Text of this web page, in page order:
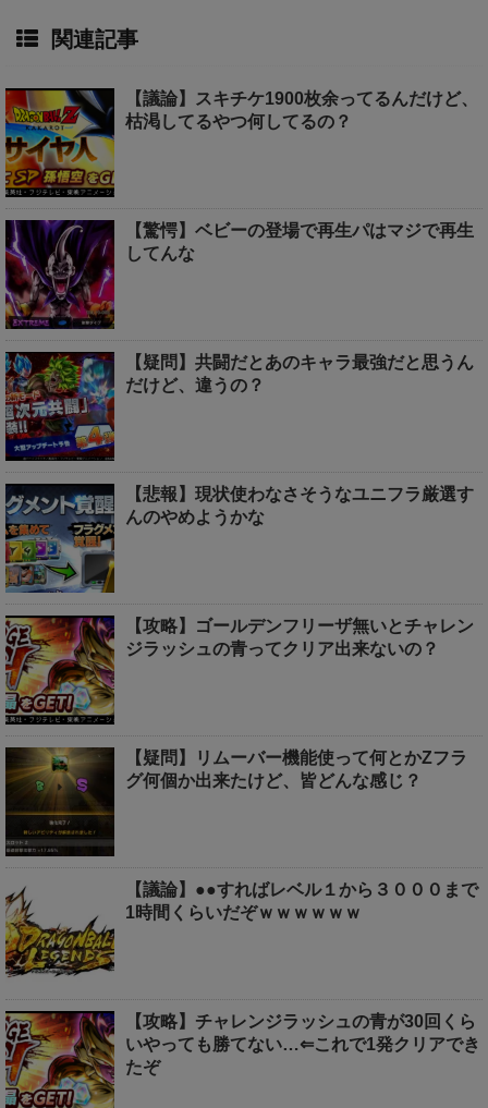
関連記事
【議論】スキチケ1900枚余ってるんだけど、
枯渇してるやつ何してるの？
【驚愕】ベビーの登場で再生パはマジで再生
してんな
【疑問】共闘だとあのキャラ最強だと思うん
だけど、違うの？
【悲報】現状使わなさそうなユニフラ厳選す
んのやめようかな
【攻略】ゴールデンフリーザ無いとチャレン
ジラッシュの青ってクリア出来ないの？
【疑問】リムーバー機能使って何とかZフラ
グ何個か出来たけど、皆どんな感じ？
【議論】●●すればレベル１から３０００まで
1時間くらいだぞｗｗｗｗｗｗ
【攻略】チャレンジラッシュの青が30回くら
いやっても勝てない…⇐これで1発クリアでき
たぞ